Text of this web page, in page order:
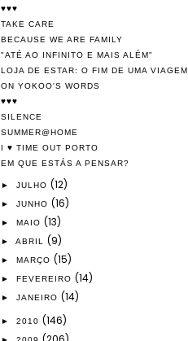
♥♥♥
TAKE CARE
BECAUSE WE ARE FAMILY
"ATÉ AO INFINITO E MAIS ALÉM"
LOJA DE ESTAR: O FIM DE UMA VIAGEM
ON YOKOO'S WORDS
♥♥♥
SILENCE
SUMMER@HOME
I ♥ TIME OUT PORTO
EM QUE ESTÁS A PENSAR?
► JULHO (12)
► JUNHO (16)
► MAIO (13)
► ABRIL (9)
► MARÇO (15)
► FEVEREIRO (14)
► JANEIRO (14)
► 2010 (146)